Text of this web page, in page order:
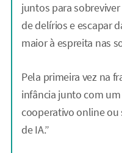
juntos para
de delírios e escapar
maior à espreita nas
Pela primeira vez na
infância junto com
cooperativo online
de IA.”